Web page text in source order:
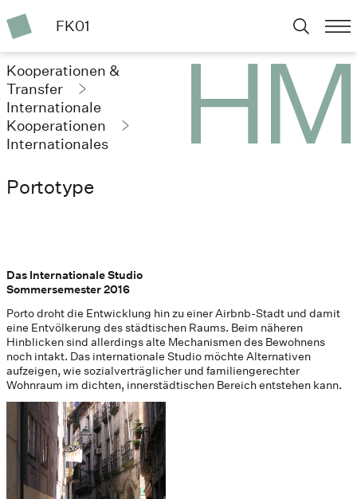
FK01
Kooperationen &
Transfer
Internationale
Kooperationen
Internationales
Portotype
Das Internationale Studio
Sommersemester 2016
Porto droht die Entwicklung hin zu einer Airbnb-Stadt und damit
eine Entvölkerung des städtischen Raums. Beim näheren
Hinblicken sind allerdings alte Mechanismen des Bewohnens
noch intakt. Das internationale Studio möchte Alternativen
aufzeigen, wie sozialverträglicher und familiengerechter
Wohnraum im dichten, innerstädtischen Bereich entstehen kann.